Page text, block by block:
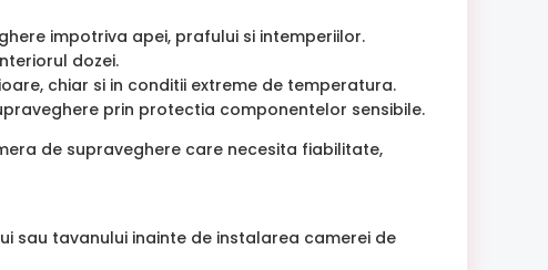
impotriva apei, prafului si intemperiilor.
dozei.
chiar si in conditii extreme de temperatura.
prin protectia componentelor sensibile.
de supraveghere care necesita fiabilitate,
sau tavanului inainte de instalarea camerei de